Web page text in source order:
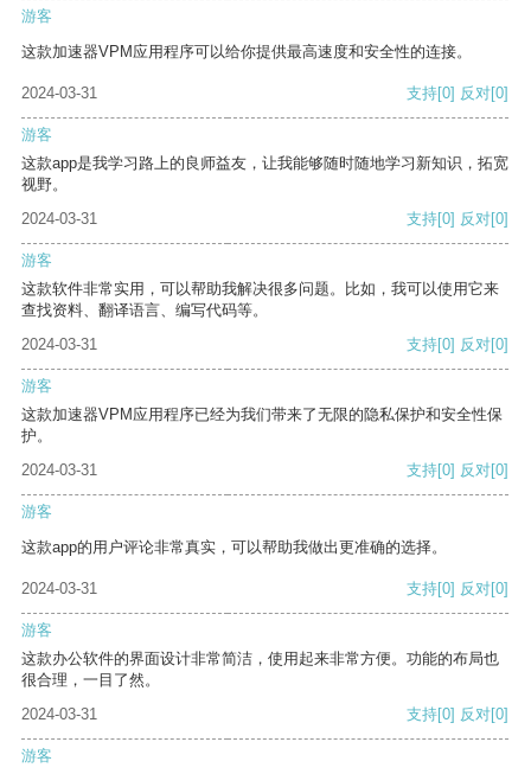
游客
这款加速器VPM应用程序可以给你提供最高速度和安全性的连接。
2024-03-31 支持[0] 反对[0]
游客
这款app是我学习路上的良师益友，让我能够随时随地学习新知识，拓宽
视野。
2024-03-31
支持[0] 反对[0]
游客
这款软件非常实用，可以帮助我解决很多问题。比如，我可以使用它来
查找资料、翻译语言、编写代码等。
2024-03-31
支持[0] 反对[0]
游客
这款加速器VPM应用程序已经为我们带来了无限的隐私保护和安全性保
护。
2024-03-31
支持[0] 反对[0]
游客
这款app的用户评论非常真实，可以帮助我做出更准确的选择。
2024-03-31 支持[0] 反对[0]
游客
这款办公软件的界面设计非常简洁，使用起来非常方便。功能的布局也
很合理，一目了然。
2024-03-31
支持[0] 反对[0]
游客